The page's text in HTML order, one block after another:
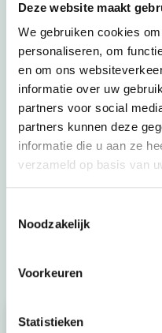
Deze website maakt
We gebruiken cookies
personaliseren, om
en om ons
informatie over uw
partners voor social
partners kunnen deze
informatie die u aan ze
verzameld op basis van
Noodzakelijk
Voorkeuren
Statistieken
ZOMERVAKANTIE!
Ontdek de leukste